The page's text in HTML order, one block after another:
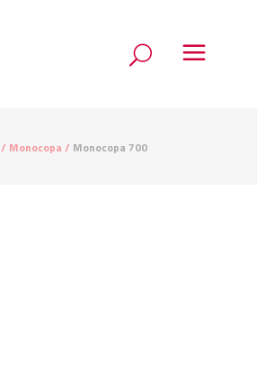
/ Monocopa/ Monocopa 700